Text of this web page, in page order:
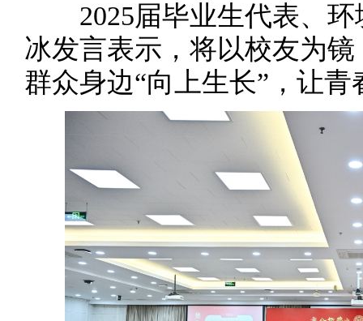
2025届毕业生代表、环
冰发言表示，将以校友为
群众身边“向上生长”，让